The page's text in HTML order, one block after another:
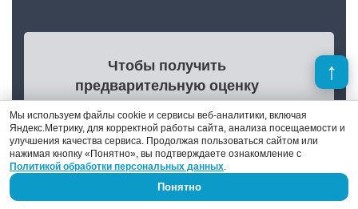
Чтобы получить
предварительную оценку
стоимости ремонта автомобиля,
напишите нам или просто
позвоните по телефону +7 (910)
425 99-55
Перед отправкой заявки
Мы используем файлы cookie и сервисы веб-аналитики, включая
Яндекс.Метрику, для корректной работы сайта, анализа посещаемости и
улучшения качества сервиса. Продолжая пользоваться сайтом или
нажимая кнопку «Понятно», вы подтверждаете ознакомление с
Политикой обработки персональных данных.
Понятно